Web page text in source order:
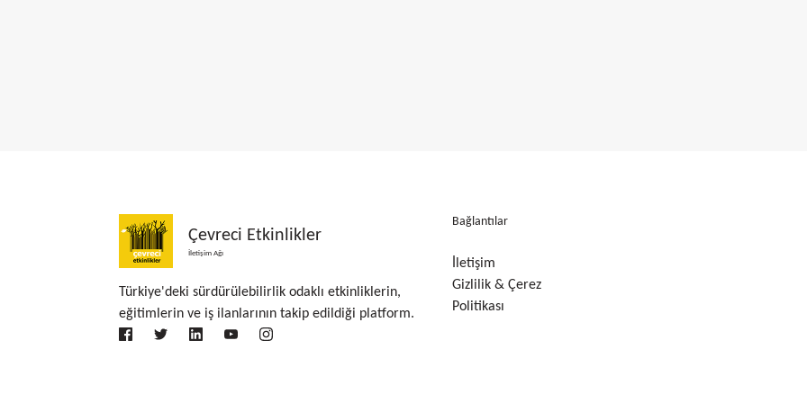
Çevreci Etkinlikler
İletişim Ağı
Türkiye'deki sürdürülebilirlik odaklı etkinliklerin,
eğitimlerin ve iş ilanlarının takip edildiği platform.
Bağlantılar
İletişim
Gizlilik & Çerez
Politikası